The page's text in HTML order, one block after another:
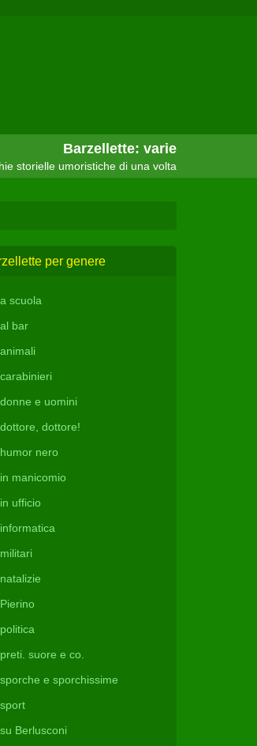
Barzellette: varie
storielle umoristiche di una volta
per genere
a scuola
al bar
animali
carabinieri
donne e uomini
dottore, dottore!
humor nero
in manicomio
in ufficio
informatica
militari
natalizie
Pierino
politica
preti. suore e co.
sporche e sporchissime
sport
su Berlusconi